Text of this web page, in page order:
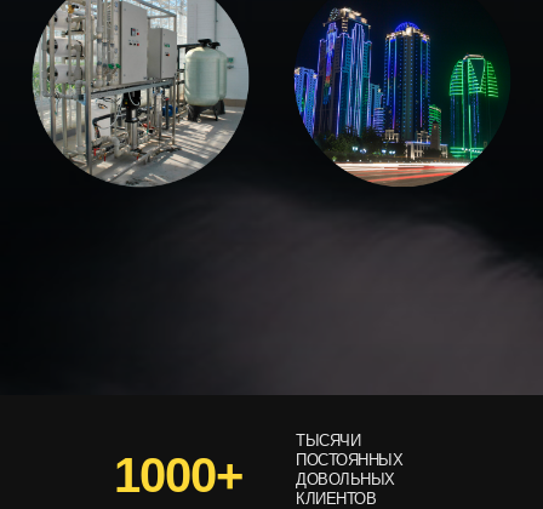
1000+
ТЫСЯЧИ
ПОСТОЯННЫХ
ДОВОЛЬНЫХ
КЛИЕНТОВ